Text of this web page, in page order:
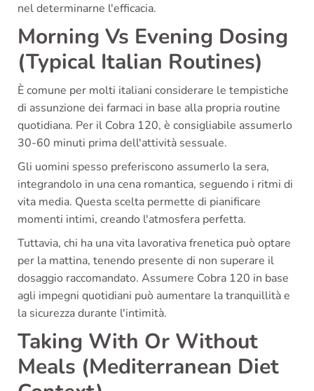
nel determinarne l'efficacia.
Morning Vs Evening Dosing
(Typical Italian Routines)
È comune per molti italiani considerare le tempistiche
di assunzione dei farmaci in base alla propria routine
quotidiana. Per il Cobra 120, è consigliabile assumerlo
30-60 minuti prima dell'attività sessuale.
Gli uomini spesso preferiscono assumerlo la sera,
integrandolo in una cena romantica, seguendo i ritmi di
vita media. Questa scelta permette di pianificare
momenti intimi, creando l'atmosfera perfetta.
Tuttavia, chi ha una vita lavorativa frenetica può optare
per la mattina, tenendo presente di non superare il
dosaggio raccomandato. Assumere Cobra 120 in base
agli impegni quotidiani può aumentare la tranquillità e
la sicurezza durante l'intimità.
Taking With Or Without
Meals (Mediterranean Diet